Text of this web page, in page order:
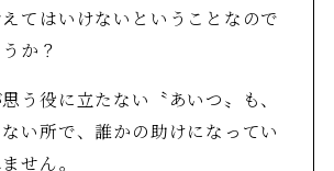
てはいけないということなので
か？
思う役に立たない〝あいつ〟も、
い所で、誰かの助けになってい
せん。